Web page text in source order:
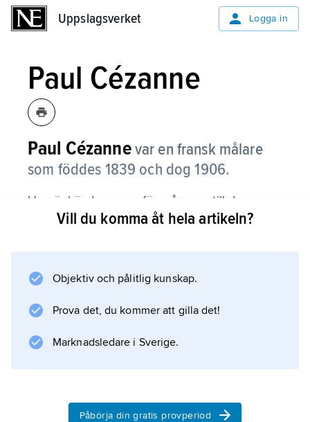
Uppslagsverket Logga in
Paul Cézanne
Paul Cézannevar en fransk målare
som föddes 1839 och dog 1906.
Han är känd som en föregångare till den
moderna konsten och inspirerade många
Vill du komma åt hela artikeln?
Objektiv och pålitlig kunskap.
Prova det, du kommer att gilla det!
Marknadsledare i Sverige.
Påbörja din gratis provperiod